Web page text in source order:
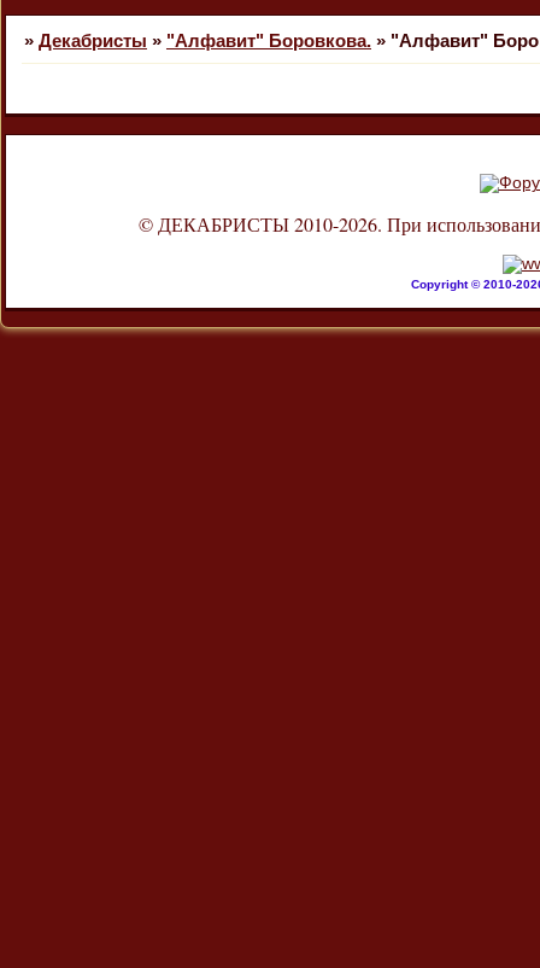
» Декабристы » "Алфавит" Боровкова. » "Алфавит"
© ДЕКАБРИСТЫ 2010-2026. При использовании
Copyright © 2010-